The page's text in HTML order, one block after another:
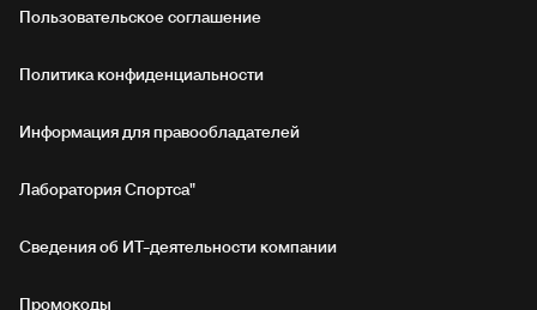
Пользовательское соглашение
Политика конфиденциальности
Информация для правообладателей
Лаборатория Спортса"
Сведения об ИТ‑деятельности компании
Промокоды